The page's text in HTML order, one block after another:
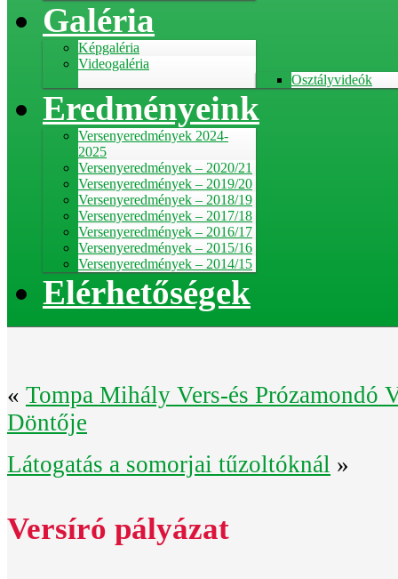
Galéria
Képgaléria
Videogaléria
Osztályvideók
Eredményeink
Versenyeredmények 2024-
2025
Versenyeredmények – 2020/21
Versenyeredmények – 2019/20
Versenyeredmények – 2018/19
Versenyeredmények – 2017/18
Versenyeredmények – 2016/17
Versenyeredmények – 2015/16
Versenyeredmények – 2014/15
Elérhetőségek
« Tompa Mihály Vers-és Prózamondó
Döntője
Látogatás a somorjai tűzoltóknál »
Versíró pályázat